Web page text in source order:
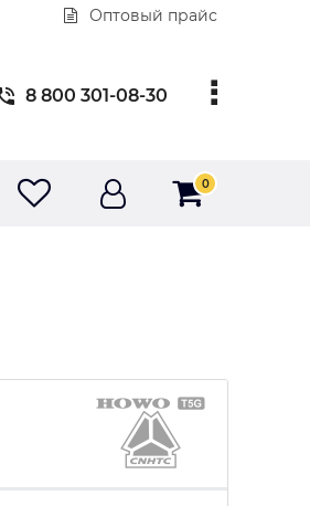
Оптовый прайс
8 800 301-08-30
0